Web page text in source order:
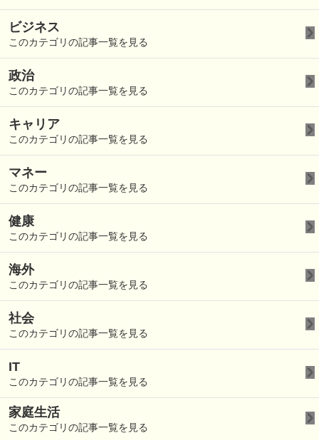
ビジネス
このカテゴリの記事一覧を見る
政治
このカテゴリの記事一覧を見る
キャリア
このカテゴリの記事一覧を見る
マネー
このカテゴリの記事一覧を見る
健康
このカテゴリの記事一覧を見る
海外
このカテゴリの記事一覧を見る
社会
このカテゴリの記事一覧を見る
IT
このカテゴリの記事一覧を見る
家庭生活
このカテゴリの記事一覧を見る